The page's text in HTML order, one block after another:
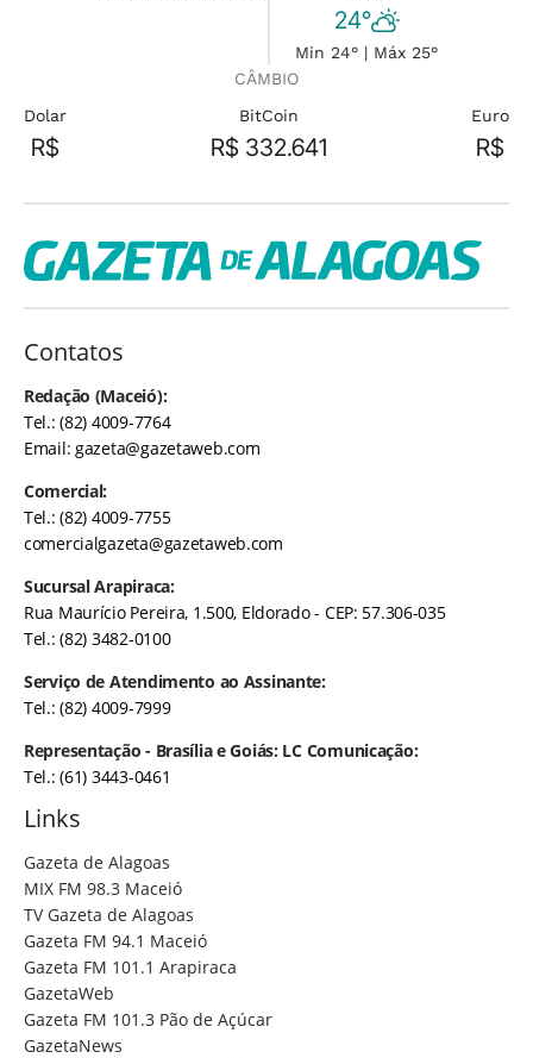
24°
Min 24° | Máx 25°
CÂMBIO
Dolar
R$
BitCoin
R$ 332.641
Euro
R$
Contatos
Redação (Maceió):
Tel.: (82) 4009-7764
Email:gazeta@gazetaweb.com
Comercial:
Tel.: (82) 4009-7755
comercialgazeta@gazetaweb.com
Sucursal Arapiraca:
Rua Maurício Pereira, 1.500, Eldorado - CEP: 57.306-035
Tel.: (82) 3482-0100
Serviço de Atendimento ao Assinante:
Tel.: (82) 4009-7999
Representação - Brasília e Goiás: LC Comunicação:
Tel.: (61) 3443-0461
Links
Gazeta de Alagoas
MIX FM 98.3 Maceió
TV Gazeta de Alagoas
Gazeta FM 94.1 Maceió
Gazeta FM 101.1 Arapiraca
GazetaWeb
Gazeta FM 101.3 Pão de Açúcar
GazetaNews